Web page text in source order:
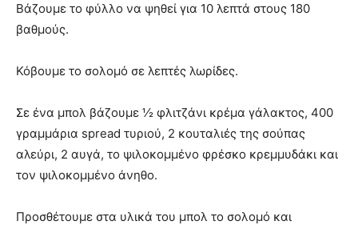
Βάζουμε το φύλλο να ψηθεί για 10 λεπτά στους 180
βαθμούς.
Κόβουμε το σολομό σε λεπτές λωρίδες.
Σε ένα μπολ βάζουμε ½ φλιτζάνι κρέμα γάλακτος, 400
γραμμάρια spread τυριού, 2 κουταλιές της σούπας
αλεύρι, 2 αυγά, το ψιλοκομμένο φρέσκο κρεμμυδάκι και
τον ψιλοκομμένο άνηθο.
Προσθέτουμε στα υλικά του μπολ το σολομό και